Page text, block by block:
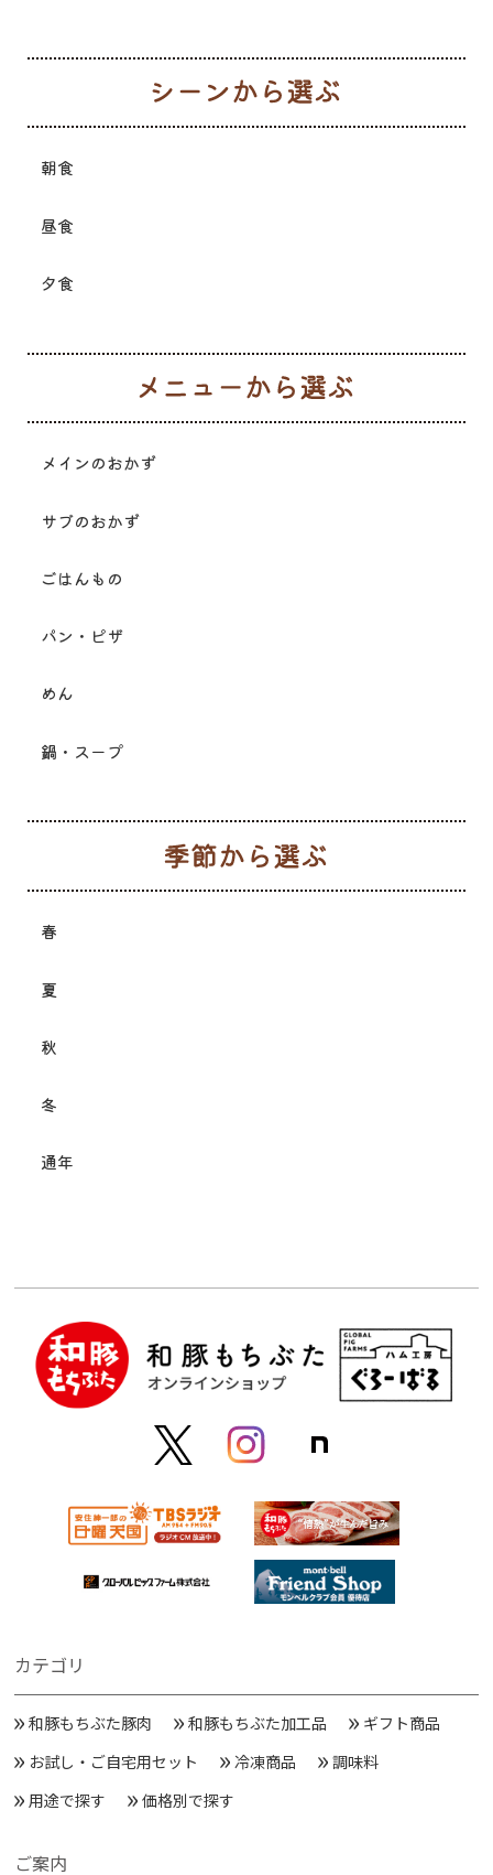
朝食
昼食
夕食
メインのおかず
サブのおかず
ごはんもの
パン・ピザ
めん
鍋・スープ
春
夏
秋
冬
通年
カテゴリ
和豚もちぶた豚肉 和豚もちぶた加工品
ギフト商品
お試し・ご自宅用セット
冷凍商品
調味料
用途で探す
価格別で探す
ご案内